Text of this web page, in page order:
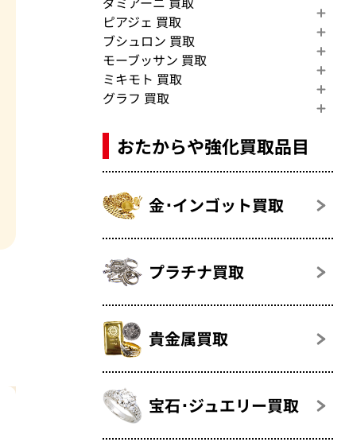
ピアジェ 買取
ブシュロン 買取
モーブッサン 買取
ミキモト 買取
グラフ 買取
おたからや強化買取品目
金･インゴット買取
プラチナ買取
貴金属買取
宝石･ジュエリー買取